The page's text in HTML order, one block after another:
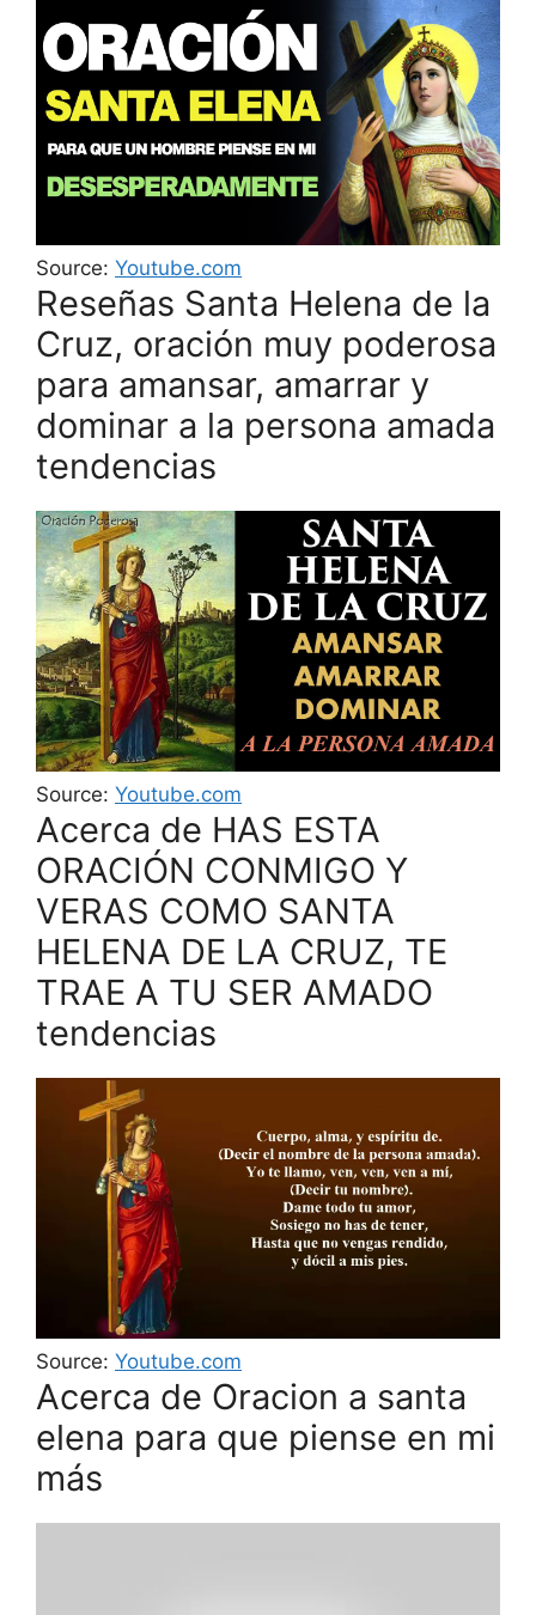
Source: Youtube.com
Reseñas Santa Helena de la
Cruz, oración muy poderosa
para amansar, amarrar y
dominar a la persona amada
tendencias
Source: Youtube.com
Acerca de HAS ESTA
ORACIÓN CONMIGO Y
VERAS COMO SANTA
HELENA DE LA CRUZ, TE
TRAE A TU SER AMADO
tendencias
Source: Youtube.com
Acerca de Oracion a santa
elena para que piense en mi
más